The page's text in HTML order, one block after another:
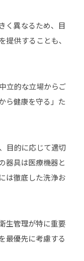
く異なるため、目
提供することも、
立的な立場からご
ら健康を守る」た
目的に応じて適切
器具は医療機器と
は徹底した洗浄お
生管理が特に重要
最優先に考慮する